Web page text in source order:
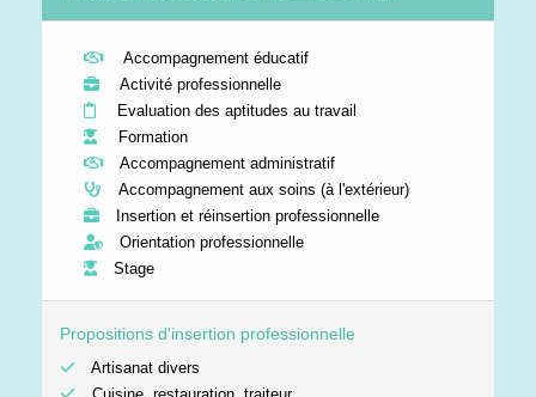
Accompagnement éducatif
Activité professionnelle
Evaluation des aptitudes au travail
Formation
Accompagnement administratif
Accompagnement aux soins (à l'extérieur)
Insertion et réinsertion professionnelle
Orientation professionnelle
Stage
Propositions d'insertion professionnelle
Artisanat divers